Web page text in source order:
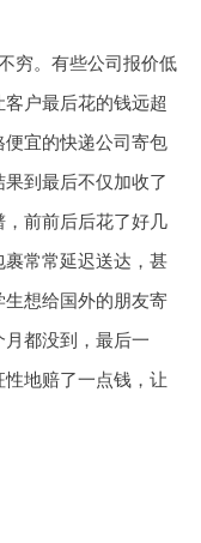
穷。有些公司报价低
户最后花的钱远超
宜的快递公司寄包
到最后不仅加收了
前前后后花了好几
常常延迟送达，甚
想给国外的朋友寄
都没到，最后一
地赔了一点钱，让